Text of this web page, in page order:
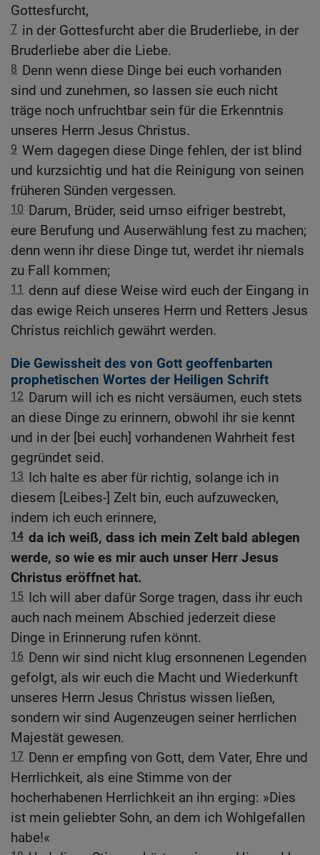
Gottesfurcht,
7 in der Gottesfurcht aber die Bruderliebe, in der
Bruderliebe aber die Liebe.
8 Denn wenn diese Dinge bei euch vorhanden
sind und zunehmen, so lassen sie euch nicht
träge noch unfruchtbar sein für die Erkenntnis
unseres Herrn Jesus Christus.
9 Wem dagegen diese Dinge fehlen, der ist blind
und kurzsichtig und hat die Reinigung von seinen
früheren Sünden vergessen.
10 Darum, Brüder, seid umso eifriger bestrebt,
eure Berufung und Auserwählung fest zu machen;
denn wenn ihr diese Dinge tut, werdet ihr niemals
zu Fall kommen;
11
denn auf diese Weise wird euch der Eingang in
das ewige Reich unseres Herrn und Retters Jesus
Christus reichlich gewährt werden.
Die Gewissheit des von Gott geoffenbarten
prophetischen Wortes der Heiligen Schrift
12 Darum will ich es nicht versäumen, euch stets
an diese Dinge zu erinnern, obwohl ihr sie kennt
und in der [bei euch] vorhandenen Wahrheit fest
gegründet seid.
13 Ich halte es aber für richtig, solange ich in
diesem [Leibes-] Zelt bin, euch aufzuwecken,
indem ich euch erinnere,
14 da ich weiß, dass ich mein Zelt bald ablegen
werde, so wie es mir auch unser Herr Jesus
Christus eröffnet hat.
15 Ich will aber dafür Sorge tragen, dass ihr euch
auch nach meinem Abschied jederzeit diese
Dinge in Erinnerung rufen könnt.
16 Denn wir sind nicht klug ersonnenen Legenden
gefolgt, als wir euch die Macht und Wiederkunft
unseres Herrn Jesus Christus wissen ließen,
sondern wir sind Augenzeugen seiner herrlichen
Majestät gewesen.
17 Denn er empfing von Gott, dem Vater, Ehre und
Herrlichkeit, als eine Stimme von der
hocherhabenen Herrlichkeit an ihn erging: »Dies
ist mein geliebter Sohn, an dem ich Wohlgefallen
habe!«